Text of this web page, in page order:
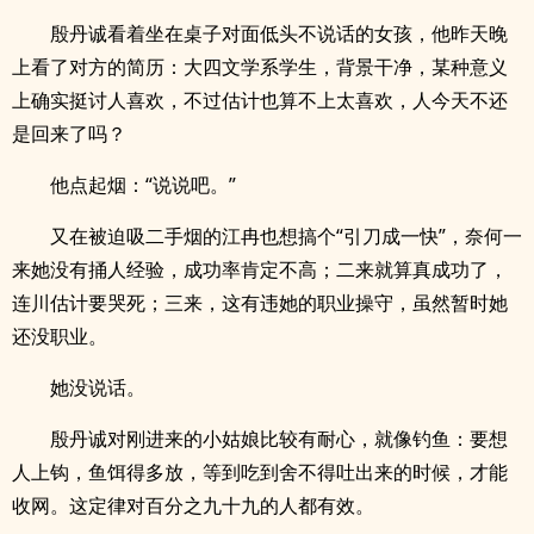
殷丹诚看着坐在桌子对面低头不说话的女孩，他昨天晚
上看了对方的简历：大四文学系学生，背景干净，某种意义
上确实挺讨人喜欢，不过估计也算不上太喜欢，人今天不还
是回来了吗？
他点起烟：“说说吧。”
又在被迫吸二手烟的江冉也想搞个“引刀成一快”，奈何一
来她没有捅人经验，成功率肯定不高；二来就算真成功了，
连川估计要哭死；三来，这有违她的职业操守，虽然暂时她
还没职业。
她没说话。
殷丹诚对刚进来的小姑娘比较有耐心，就像钓鱼：要想
人上钩，鱼饵得多放，等到吃到舍不得吐出来的时候，才能
收网。这定律对百分之九十九的人都有效。